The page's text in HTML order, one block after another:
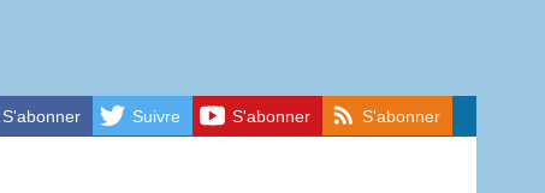
S'abonner Suivre S'abonner S'abonner